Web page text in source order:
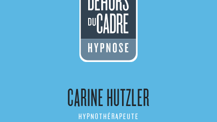
CARINE HUTZLER
HYPNOTHÉRAPEUTE